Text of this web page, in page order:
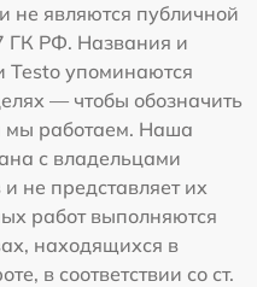
не являются публичной
ГК РФ. Названия и
Testo упоминаются
— чтобы обозначить
мы работаем. Наша
с владельцами
не представляет их
работ выполняются
находящихся в
в соответствии со ст.